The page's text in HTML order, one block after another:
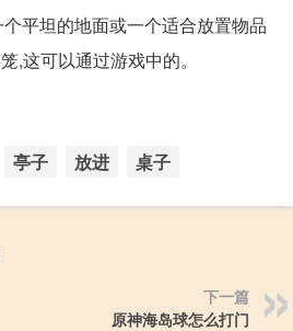
平坦的地面或一个适合放置物品
,这可以通过游戏中的。
亭子 放进 桌子
下一篇
原神海岛球怎么打门